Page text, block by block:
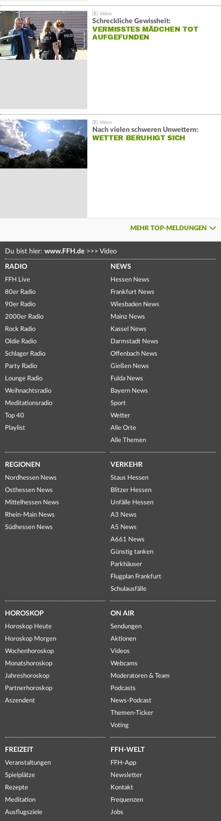
Schreckliche Gewissheit:
VERMISSTES MÄDCHEN TOT
AUFGEFUNDEN
Nach vielen schweren Unwettern:
WETTER BERUHIGT SICH
MEHR TOP-MELDUNGEN
Du bist hier: www.FFH.de >>> Video
RADIO
FFH Live
80er Radio
90er Radio
2000er Radio
Rock Radio
Oldie Radio
Schlager Radio
Party Radio
Lounge Radio
Weihnachtsradio
Meditationsradio
Top 40
Playlist
NEWS
Hessen News
Frankfurt News
Wiesbaden News
Mainz News
Kassel News
Darmstadt News
Offenbach News
Gießen News
Fulda News
Bayern News
Sport
Wetter
Alle Orte
Alle Themen
REGIONEN
Nordhessen News
Osthessen News
Mittelhessen News
Rhein-Main News
Südhessen News
VERKEHR
Staus Hessen
Blitzer Hessen
Unfälle Hessen
A3 News
A5 News
A661 News
Günstig tanken
Parkhäuser
Flugplan Frankfurt
Schulausfälle
HOROSKOP
Horoskop Heute
Horoskop Morgen
Wochenhoroskop
Monatshoroskop
Jahreshoroskop
Partnerhoroskop
Aszendent
ON AIR
Sendungen
Aktionen
Videos
Webcams
Moderatoren & Team
Podcasts
News-Podcast
Themen-Ticker
Voting
FREIZEIT
Veranstaltungen
Spielplätze
Rezepte
Meditation
Ausflugsziele
FFH-WELT
FFH-App
Newsletter
Kontakt
Frequenzen
Jobs